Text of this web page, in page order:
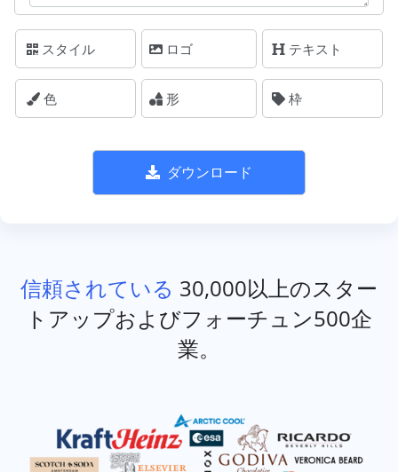
スタイル ロゴ テキスト
色 形 枠
ダウンロード
信頼されている 30,000以上のスター
トアップおよびフォーチュン500企
業。